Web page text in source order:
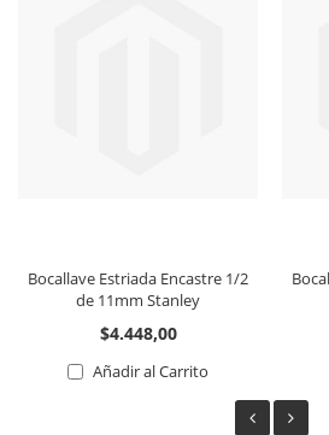
Bocallave Estriada Encastre 1/2
de 11mm Stanley
$4.448,00
Añadir al Carrito